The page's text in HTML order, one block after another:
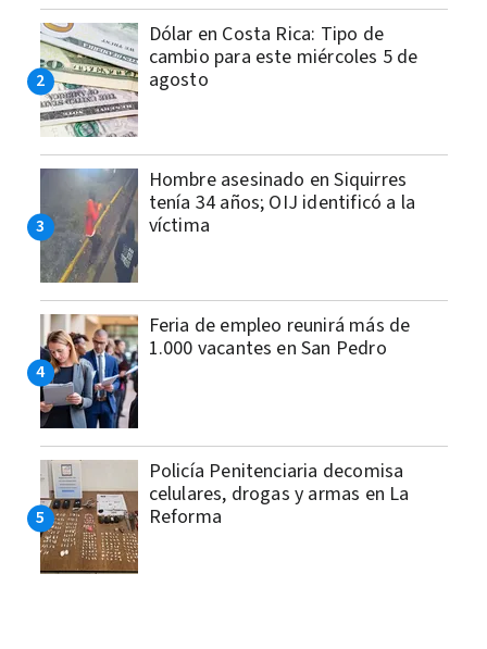
Dólar en Costa Rica: Tipo de
cambio para este miércoles 5 de
agosto
Hombre asesinado en Siquirres
tenía 34 años; OIJ identificó a la
víctima
Feria de empleo reunirá más de
1.000 vacantes en San Pedro
Policía Penitenciaria decomisa
celulares, drogas y armas en La
Reforma